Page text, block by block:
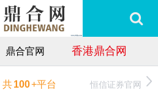
鼎合官网 香港鼎合网
共100+平台 恒信证券官网